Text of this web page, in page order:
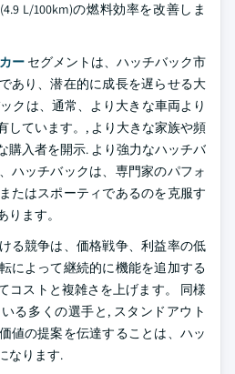
L/100km)の燃料効率を改善しま
ー セグメントは、ハッチバック市
あり、潜在的に成長を遅らせる大
クは、通常、より大きな車両より
しています。, より大きな家族や頻
購入者を開示. より強力なハッチバ
ハッチバックは、専門家のパフォ
たはスポーティであるのを克服す
ます。
る競争は、価格戦争、利益率の低
によって継続的に機能を追加する
コストと複雑さを上げます。 同様
る多くの選手と, スタンドアウト
値の提案を伝達することは、ハッ
なります.